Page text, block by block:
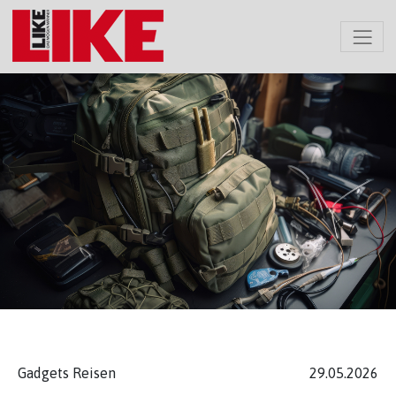
Gadgets Reisen 29.05.2026